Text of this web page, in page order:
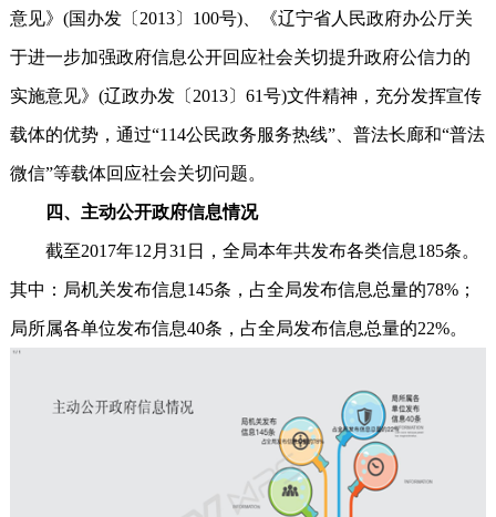
意见》(国办发〔2013〕100号)、《辽宁省人民政府办公厅关
于进一步加强政府信息公开回应社会关切提升政府公信力的
实施意见》(辽政办发〔2013〕61号)文件精神，充分发挥宣传
载体的优势，通过“114公民政务服务热线”、普法长廊和“普法
微信”等载体回应社会关切问题。
四、主动公开政府信息情况
截至2017年12月31日，全局本年共发布各类信息185条。
其中：局机关发布信息145条，占全局发布信息总量的78%；
局所属各单位发布信息40条，占全局发布信息总量的22%。